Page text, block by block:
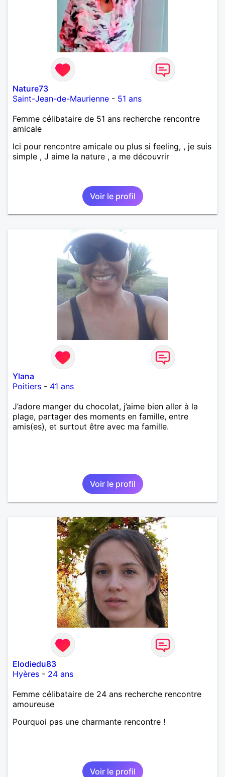
Nature73
Saint-Jean-de-Maurienne - 51 ans
Femme célibataire de 51 ans recherche rencontre
amicale
Ici pour rencontre amicale ou plus si feeling, , je suis
simple , J aime la nature , a me découvrir
Voir le profil
Ylana
Poitiers - 41 ans
J’adore manger du chocolat, j’aime bien aller à la
plage, partager des moments en famille, entre
amis(es), et surtout être avec ma famille.
Voir le profil
Elodiedu83
Hyères - 24 ans
Femme célibataire de 24 ans recherche rencontre
amoureuse
Pourquoi pas une charmante rencontre !
Voir le profil